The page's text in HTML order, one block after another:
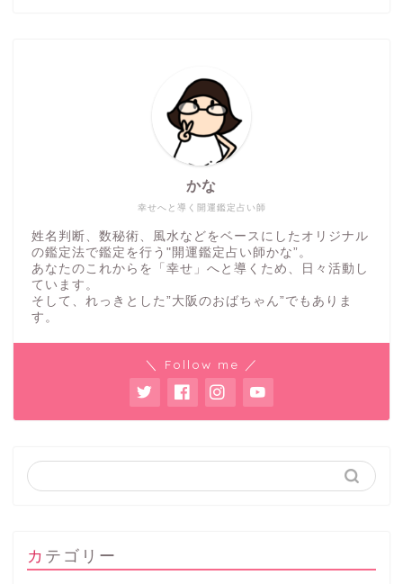
幸せへと導く開運鑑定占い師
かな
姓名判断、数秘術、風水などをベースにしたオリジナル
の鑑定法で鑑定を行う"開運鑑定占い師かな”。
あなたのこれからを「幸せ」へと導くため、日々活動し
ています。
そして、れっきとした”大阪のおばちゃん”でもありま
す。
＼ Follow me ／
カテゴリー